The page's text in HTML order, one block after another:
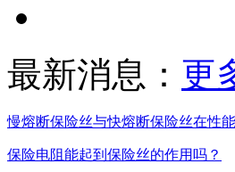
最新消息： 更
慢熔断保险丝与快熔断保险丝在性
保险电阻能起到保险丝的作用吗？